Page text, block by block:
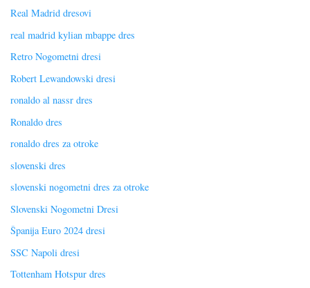
Real Madrid dresovi
real madrid kylian mbappe dres
Retro Nogometni dresi
Robert Lewandowski dresi
ronaldo al nassr dres
Ronaldo dres
ronaldo dres za otroke
slovenski dres
slovenski nogometni dres za otroke
Slovenski Nogometni Dresi
Španija Euro 2024 dresi
SSC Napoli dresi
Tottenham Hotspur dres